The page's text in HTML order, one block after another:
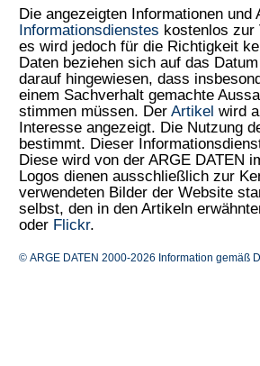
Die angezeigten Informationen
Informationsdienstes kostenlos zur
es wird jedoch für die Richtigkeit
Daten beziehen sich auf das
darauf hingewiesen, dass
einem Sachverhalt gemachte
stimmen müssen. Der Artikel wird
Interesse angezeigt. Die Nutzung
bestimmt. Dieser
Diese wird von der ARGE DATEN
Logos dienen ausschließlich zur
verwendeten Bilder der Website
selbst, den in den Artikeln
oder Flickr.
© ARGE DATEN 2000-2026 Information gemäß